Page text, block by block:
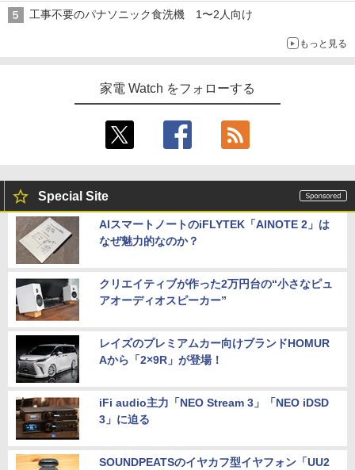
工事不要のパナソニック食洗機 1〜2人向け
もっと見る
家電 Watch をフォローする
Special Site
AIスマートノートのiFLYTEK「AINOTE 2」は
なぜ魅力的なのか？
クリエイティブが作った2万円台の“小さなピュ
アオーディオスピーカー”
レイズのプレミアムカー向けブランドHOMUR
Aから「2×9R」が登場！
iFi audio主力「NEO Stream 3」「NEO iDSD
3」に迫る
SOUNDPEATSのイヤカフ型イヤフォン「UU2